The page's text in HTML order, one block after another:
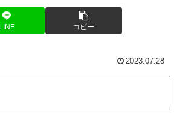
LINE コピー
2023.07.28